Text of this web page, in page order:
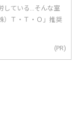
している...そんな室
）Ｔ・Ｔ・Ｏ」推奨
(PR)